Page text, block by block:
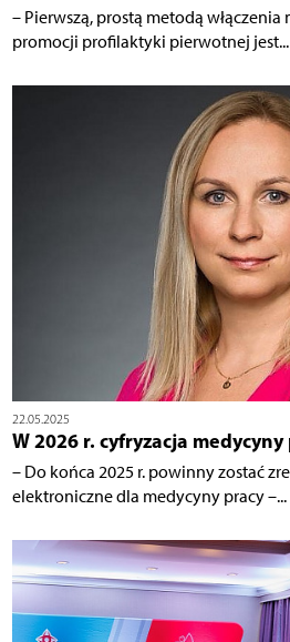
– Pierwszą, prostą metodą
promocji profilaktyki pierwotnej jest...
22.05.2025
W 2026 r. cyfryzacja medycyny
– Do końca 2025 r. powinny zostać
elektroniczne dla medycyny pracy –...